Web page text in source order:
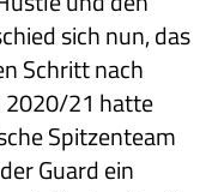
sich nun, das
Schritt nach
2020/21 hatte
Spitzenteam
Guard ein